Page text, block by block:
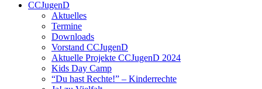
CCJugenD
Aktuelles
Termine
Downloads
Vorstand CCJugenD
Aktuelle Projekte CCJugenD 2024
Kids Day Camp
“Du hast Rechte!” – Kinderrechte